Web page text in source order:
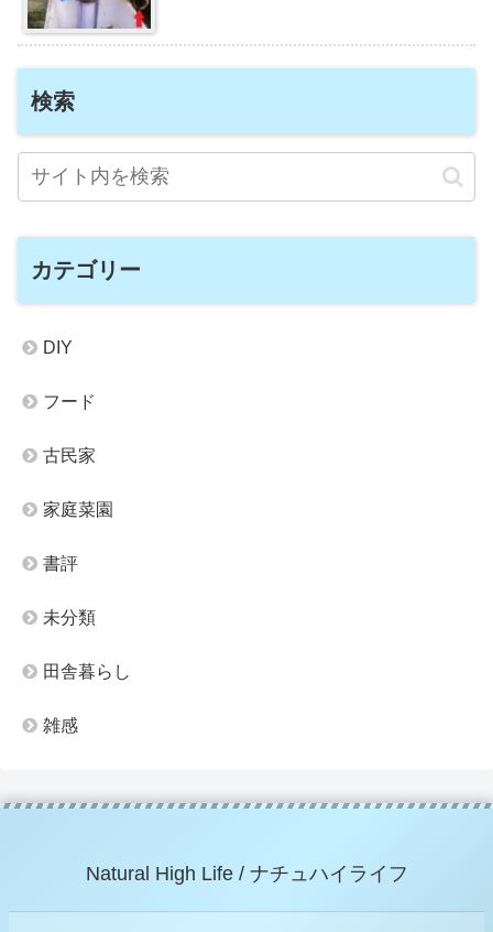
検索
カテゴリー
DIY
フード
古民家
家庭菜園
書評
未分類
田舎暮らし
雑感
Natural High Life / ナチュハイライフ